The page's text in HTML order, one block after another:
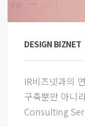
DESIGN BIZNET
IR비즈넷과의
구축뿐만 아니
Consulting